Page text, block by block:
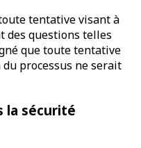
tentative visant à
des questions telles
que toute tentative
processus ne serait
la sécurité